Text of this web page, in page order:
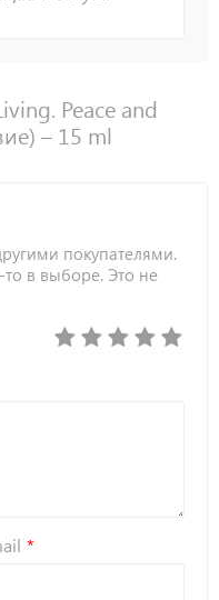
Peace and
– 15 ml
покупателями.
в выборе. Это не